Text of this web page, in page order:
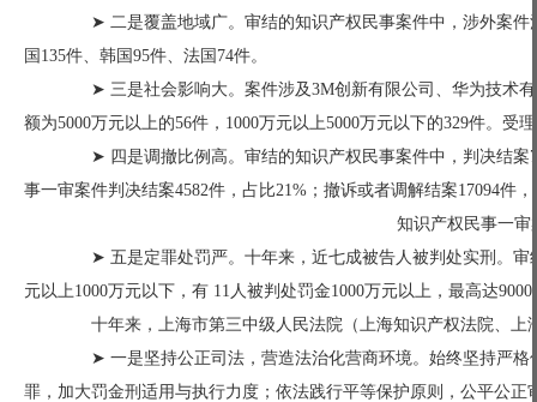
➤ 二是覆盖地域广。审结的知识产权民事案件中，涉外案件
国135件、韩国95件、法国74件。
➤ 三是社会影响大。案件涉及3M创新有限公司、华为技术有
额为5000万元以上的56件，1000万元以上5000万元以下的329件。
➤ 四是调撤比例高。审结的知识产权民事案件中，判决结案
事一审案件判决结案4582件，占比21%；撤诉或者调解结案17094件
知识产权民事一审
➤ 五是定罪处罚严。十年来，近七成被告人被判处实刑。审
元以上1000万元以下，有 11人被判处罚金1000万元以上，最高达
十年来，上海市第三中级人民法院（上海知识产权法院、上
➤ 一是坚持公正司法，营造法治化营商环境。始终坚持严格
罪，加大罚金刑适用与执行力度；依法践行平等保护原则，公平公